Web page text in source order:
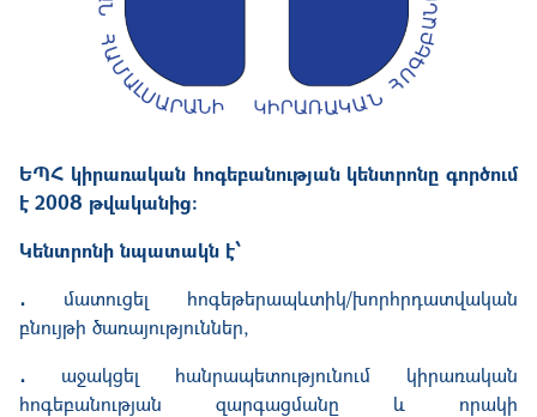
ԵՊՀ կիրառական հոգեբանության կենտրոնը գործում
է 2008 թվականից։
Կենտրոնի նպատակն է՝
․
մատուցել հոգեթերապևտիկ/խորհրդատվական
բնույթի ծառայություններ,
․ աջակցել հանրապետությունում կիրառական
հոգեբանության զարգացմանը և որակի